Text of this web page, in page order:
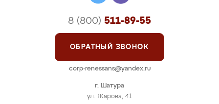
г. Шатура
ул. Жарова, 41
8 (800) 511-89-55
ОБРАТНЫЙ ЗВОНОК
corp-renessans@yandex.ru